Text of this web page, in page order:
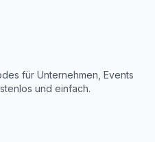
für Unternehmen, Events
und einfach.